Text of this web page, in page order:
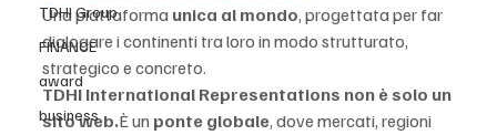
TDHI Group
FINANCE
award
business
Una piattaforma unica al mondo, progettata per far
dialogare i continenti tra loro in modo strutturato,
strategico e concreto.
TDHI International Representations non è solo un
sito web.È un ponte globale, dove mercati, regioni